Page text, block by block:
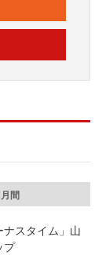
月間
ナスタイム」山
プ